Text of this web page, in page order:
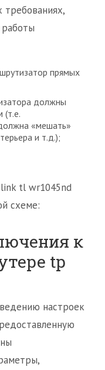
требованиях,
прямых
должны
(т.е.
«мешать»
и т.д.);
tl wr1045nd
схеме:
к
tp
настроек